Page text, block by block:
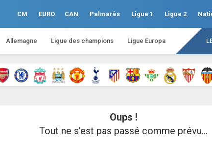
CM EURO CAN Palmarès Ligue 1 Ligue 2
Allemagne Ligue des champions Ligue Europa
Oups !
Tout ne s'est pas passé comme prévu...